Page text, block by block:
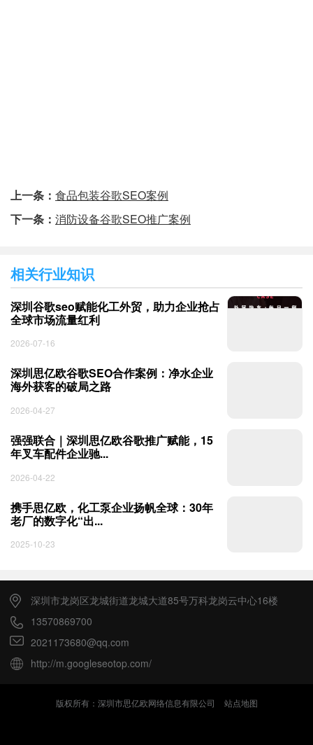
上一条： 食品包装谷歌SEO案例
下一条： 消防设备谷歌SEO推广案例
相关行业知识
深圳谷歌seo赋能化工外贸，助力企业抢占
全球市场流量红利
2026-07-16
深圳思亿欧谷歌SEO合作案例：净水企业
海外获客的破局之路
2026-04-27
强强联合｜深圳思亿欧谷歌推广赋能，15
年叉车配件企业驰...
2026-04-22
携手思亿欧，化工泵企业扬帆全球：30年
老厂的数字化“出...
2025-10-23
深圳市龙岗区龙城街道龙城大道85号万科龙岗云中心16楼
13570869700
2021173680@qq.com
http://m.googleseotop.com/
版权所有：深圳市思亿欧网络信息有限公司 站点地图